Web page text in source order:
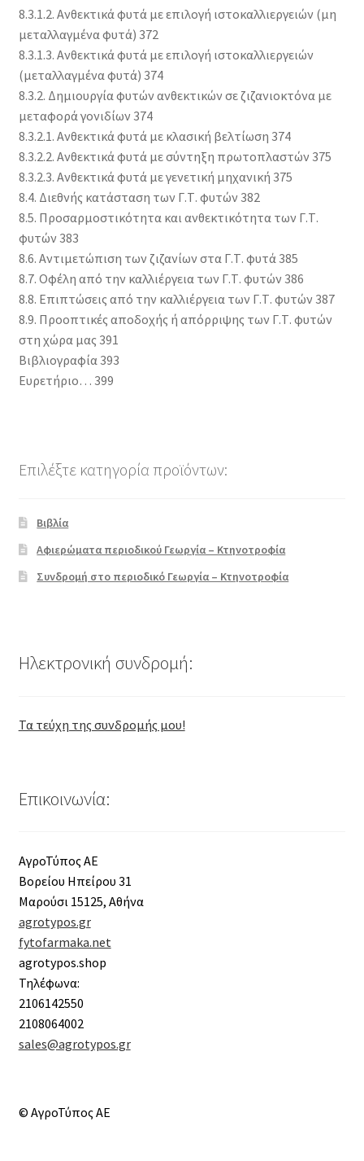
8.3.1.2. Ανθεκτικά φυτά με επιλογή ιστοκαλλιεργειών (μη
μεταλλαγμένα φυτά) 372
8.3.1.3. Ανθεκτικά φυτά με επιλογή ιστοκαλλιεργειών
(μεταλλαγμένα φυτά) 374
8.3.2. Δημιουργία φυτών ανθεκτικών σε ζιζανιοκτόνα με
μεταφορά γονιδίων 374
8.3.2.1. Ανθεκτικά φυτά με κλασική βελτίωση 374
8.3.2.2. Ανθεκτικά φυτά με σύντηξη πρωτοπλαστών 375
8.3.2.3. Ανθεκτικά φυτά με γενετική μηχανική 375
8.4. Διεθνής κατάσταση των Γ.Τ. φυτών 382
8.5. Προσαρμοστικότητα και ανθεκτικότητα των Γ.Τ.
φυτών 383
8.6. Αντιμετώπιση των ζιζανίων στα Γ.Τ. φυτά 385
8.7. Οφέλη από την καλλιέργεια των Γ.Τ. φυτών 386
8.8. Επιπτώσεις από την καλλιέργεια των Γ.Τ. φυτών 387
8.9. Προοπτικές αποδοχής ή απόρριψης των Γ.Τ. φυτών
στη χώρα μας 391
Βιβλιογραφία 393
Ευρετήριο… 399
Επιλέξτε κατηγορία προϊόντων:
Βιβλία
Αφιερώματα περιοδικού Γεωργία – Κτηνοτροφία
Συνδρομή στο περιοδικό Γεωργία – Κτηνοτροφία
Ηλεκτρονική συνδρομή:
Τα τεύχη της συνδρομής μου!
Επικοινωνία:
ΑγροΤύπος ΑΕ
Βορείου Ηπείρου 31
Μαρούσι 15125, Αθήνα
agrotypos.gr
fytofarmaka.net
agrotypos.shop
Τηλέφωνα:
2106142550
2108064002
sales@agrotypos.gr
© ΑγροΤύπος ΑΕ